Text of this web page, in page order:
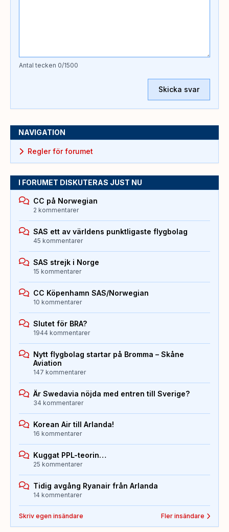
Antal tecken 0/1500
Skicka svar
NAVIGATION
Regler för forumet
I FORUMET DISKUTERAS JUST NU
CC på Norwegian
2 kommentarer
SAS ett av världens punktligaste flygbolag
45 kommentarer
SAS strejk i Norge
15 kommentarer
CC Köpenhamn SAS/Norwegian
10 kommentarer
Slutet för BRA?
1944 kommentarer
Nytt flygbolag startar på Bromma – Skåne
Aviation
147 kommentarer
Är Swedavia nöjda med entren till Sverige?
34 kommentarer
Korean Air till Arlanda!
16 kommentarer
Kuggat PPL-teorin…
25 kommentarer
Tidig avgång Ryanair från Arlanda
14 kommentarer
Skriv egen insändare Fler insändare